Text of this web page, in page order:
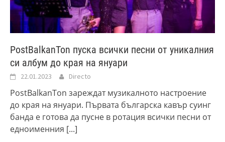
PostBalkanTon пуска всички песни от уникалния
си албум до края на януари
22.01.2023 Directo
PostBalkanTon зареждат музикалното настроение
до края на януари. Първата българска кавър суинг
банда е готова да пусне в ротация всички песни от
едноименния [...]